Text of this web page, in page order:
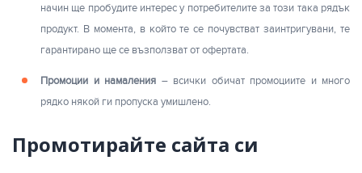
начин ще пробудите интерес у потребителите за този така рядък
продукт. В момента, в който те се почувстват заинтригувани, те
гарантирано ще се възползват от офертата.
Промоции и намаления – всички обичат промоциите и много
рядко някой ги пропуска умишлено.
Промотирайте сайта си